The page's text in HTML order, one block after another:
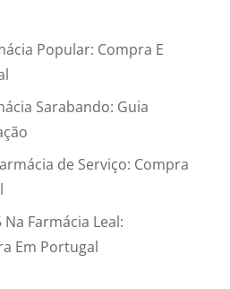
Popular: Compra E
Sarabando: Guia
de Serviço: Compra
Farmácia Leal:
Em Portugal